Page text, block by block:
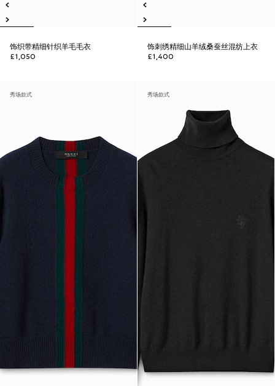
饰织带精细针织羊毛毛衣
£1,050
饰刺绣精细山羊绒桑蚕丝混纺上衣
£1,400
秀场款式 秀场款式